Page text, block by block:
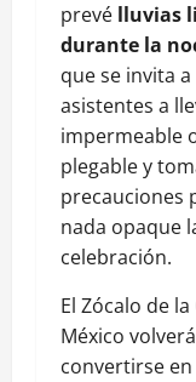
prevé lluvias
durante la
que se invita a
asistentes a
impermeable
plegable y
precauciones
nada opaque
celebración.
El Zócalo de
México
convertirse